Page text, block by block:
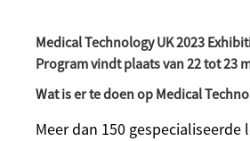
Medical Technology UK 2023
Program vindt plaats van 22 tot 23
Wat is er te doen op Medical
Meer dan 150 gespecialiseerde